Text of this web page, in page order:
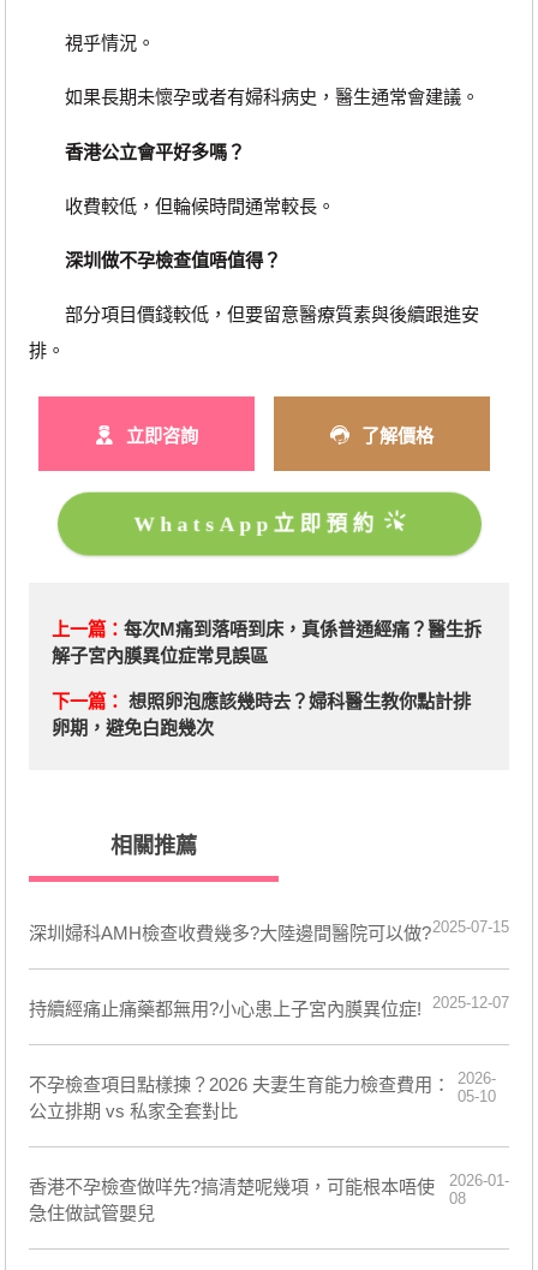
視乎情況。
如果長期未懷孕或者有婦科病史，醫生通常會建議。
香港公立會平好多嗎？
收費較低，但輪候時間通常較長。
深圳做不孕檢查值唔值得？
部分項目價錢較低，但要留意醫療質素與後續跟進安
排。
立即咨詢 了解價格
WhatsApp立即預約
上一篇： 每次M痛到落唔到床，真係普通經痛？醫生拆
解子宮內膜異位症常見誤區
下一篇： 想照卵泡應該幾時去？婦科醫生教你點計排
卵期，避免白跑幾次
相關推薦
深圳婦科AMH檢查收費幾多?大陸邊間醫院可以做?2025-07-15
持續經痛止痛藥都無用?小心患上子宮內膜異位症! 2025-12-07
不孕檢查項目點樣揀？2026 夫妻生育能力檢查費用：
公立排期 vs 私家全套對比
2026-
05-10
香港不孕檢查做咩先?搞清楚呢幾項，可能根本唔使
急住做試管嬰兒
2026-01-
08